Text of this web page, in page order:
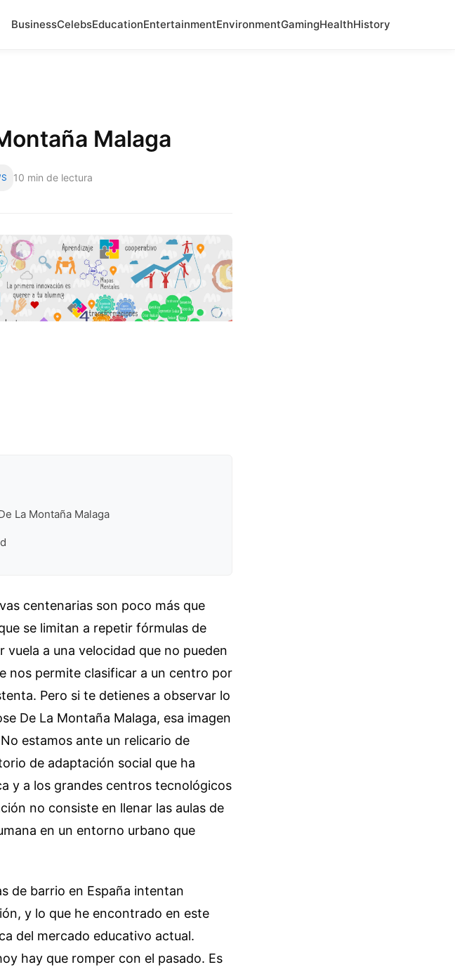
BusinessCelebsEducationEntertainmentEnvironmentGamingHealthHistory
Malaga
10 min de lectura
La Montaña Malaga
centenarias son poco más que
se limitan a repetir fórmulas de
a una velocidad que no pueden
nos permite clasificar a un centro por
Pero si te detienes a observar lo
De La Montaña Malaga, esa imagen
estamos ante un relicario de
de adaptación social que ha
y a los grandes centros tecnológicos
no consiste en llenar las aulas de
en un entorno urbano que
de barrio en España intentan
y lo que he encontrado en este
del mercado educativo actual.
hay que romper con el pasado. Es